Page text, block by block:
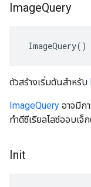
ImageQuery
ImageQuery()
ตัวสร้างเริ่มต้นสำหรับ
ImageQuery อาจมีก
ทำดีซีเรียลไลซ์ออบเจ็
Init